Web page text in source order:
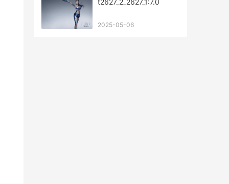
t2627_2_2627_1:7.0
2025-05-06